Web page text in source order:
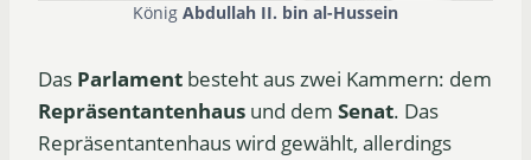
König Abdullah II. bin al-Hussein
Das Parlament besteht aus zwei Kammern: dem
Repräsentantenhaus und dem Senat. Das
Repräsentantenhaus wird gewählt, allerdings